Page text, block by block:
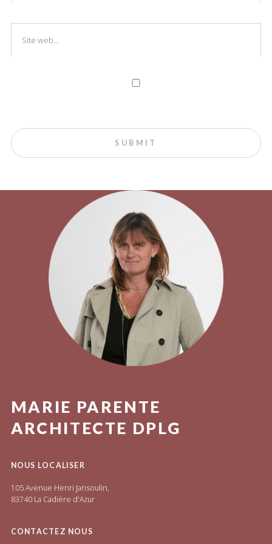
MARIE PARENTE
ARCHITECTE DPLG
NOUS LOCALISER
105 Avenue Henri Jansoulin,
83740 La Cadière d'Azur
CONTACTEZ NOUS